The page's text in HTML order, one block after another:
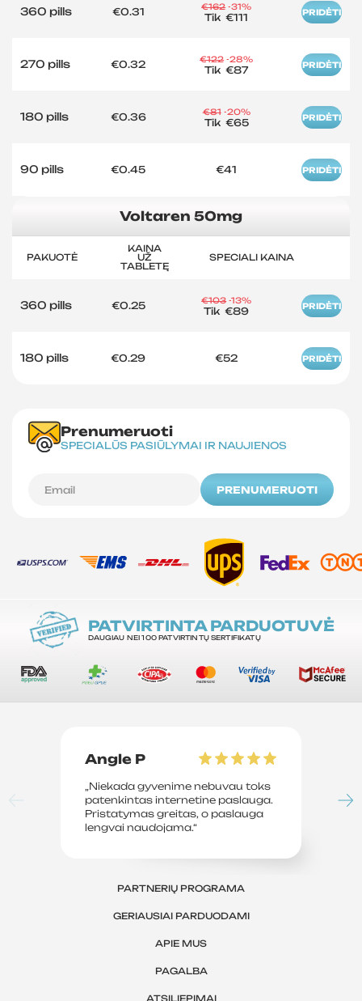
360 pills €0.31 €162 -31%
Tik€111 PRIDĖTI
270 pills €0.32 €122 -28%
Tik€87 PRIDĖTI
180 pills €0.36 €81 -20%
Tik €65 PRIDĖTI
90 pills €0.45 €41 PRIDĖTI
Voltaren 50mg
PAKUOTĖ
KAINA
UŽ
TABLETĘ
SPECIALI KAINA
360 pills €0.25 €103 -13%
Tik€89 PRIDĖTI
180 pills €0.29 €52 PRIDĖTI
Prenumeruoti
SPECIALŪS PASIŪLYMAI IR NAUJIENOS
PRENUMERUOTI
PATVIRTINTA PARDUOTUVĖ
DAUGIAU NEI 100 PATVIRTINTŲ SERTIFIKATŲ
Angle P
„Niekada gyvenime nebuvau toks
patenkintas internetine paslauga.
Pristatymas greitas, o paslauga
lengvai naudojama.“
PARTNERIŲ PROGRAMA
GERIAUSIAI PARDUODAMI
APIE MUS
PAGALBA
ATSILIEPIMAI